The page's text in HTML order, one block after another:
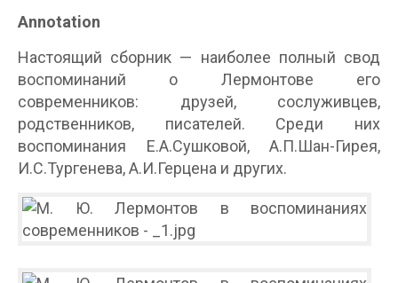
Annotation
Настоящий сборник — наиболее полный свод
воспоминаний о Лермонтове его
современников: друзей, сослуживцев,
родственников, писателей. Среди них
воспоминания Е.А.Сушковой, А.П.Шан-Гирея,
И.С.Тургенева, А.И.Герцена и других.